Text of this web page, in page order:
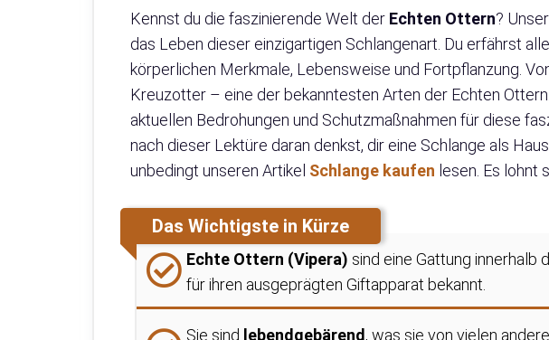
Kennst du die faszinierende Welt der Echten Ottern?
das Leben dieser einzigartigen Schlangenart. Du erfährst
körperlichen Merkmale, Lebensweise und Fortpflanzung.
Kreuzotter – eine der bekanntesten Arten der Echten
aktuellen Bedrohungen und Schutzmaßnahmen für diese
nach dieser Lektüre daran denkst, dir eine Schlange als
unbedingt unseren Artikel Schlange kaufen lesen. Es lohnt
Das Wichtigste in Kürze
Echte Ottern (Vipera) sind eine Gattung innerhalb
für ihren ausgeprägten Giftapparat bekannt.
Sie sind lebendgebärend, was sie von vielen